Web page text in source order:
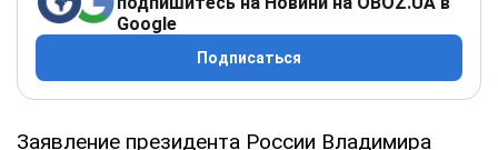
Google
Подписаться
Заявление президента России Владимира